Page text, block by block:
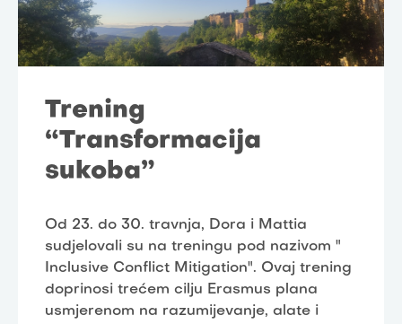
Trening
“Transformacija
sukoba”
Od 23. do 30. travnja, Dora i Mattia
sudjelovali su na treningu pod nazivom "
Inclusive Conflict Mitigation". Ovaj trening
doprinosi trećem cilju Erasmus plana
usmjerenom na razumijevanje, alate i